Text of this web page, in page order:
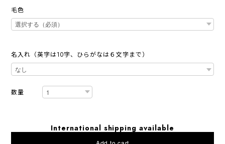
毛色
名入れ（英字は10字、ひらがなは６文字まで）
数量
International shipping available